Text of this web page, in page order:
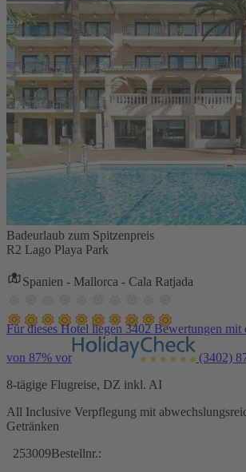
Badeurlaub zum Spitzenpreis
R2 Lago Playa Park
Spanien - Mallorca - Cala Ratjada
Für dieses Hotel liegen 3402 Bewertungen mit
von 87% vor (3402)
8-tägige Flugreise, DZ inkl. AI
All Inclusive Verpflegung mit
Getränken
253009Bestellnr.: